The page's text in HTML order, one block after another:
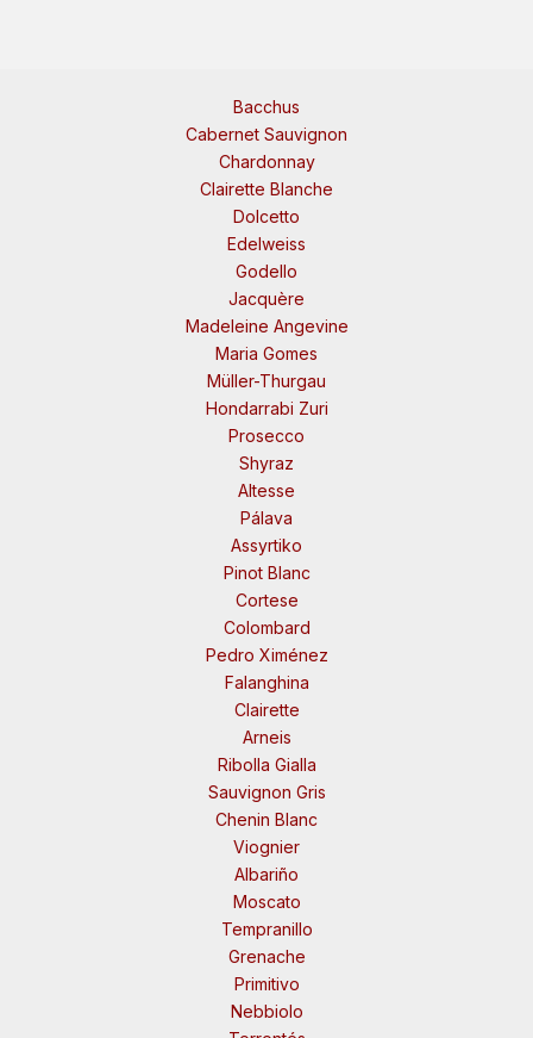
Bacchus
Cabernet Sauvignon
Chardonnay
Clairette Blanche
Dolcetto
Edelweiss
Godello
Jacquère
Madeleine Angevine
Maria Gomes
Müller-Thurgau
Hondarrabi Zuri
Prosecco
Shyraz
Altesse
Pálava
Assyrtiko
Pinot Blanc
Cortese
Colombard
Pedro Ximénez
Falanghina
Clairette
Arneis
Ribolla Gialla
Sauvignon Gris
Chenin Blanc
Viognier
Albariño
Moscato
Tempranillo
Grenache
Primitivo
Nebbiolo